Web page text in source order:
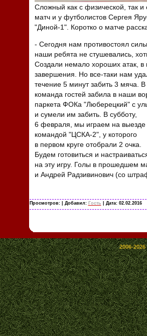
Сложный как с физической, так и
матч и у футболистов Сергея
"Диной-1". Коротко о матче
- Сегодня нам противостоял
наши ребята не стушевались,
Создали немало хороших атак, в
завершения. Но все-таки нам
течение 5 минут забить 3 мяча.
команда гостей забила в наши
паркета ФОКа "Люберецкий" с
и сумели им забить. В субботу,
6 февраля, мы играем на выезде
командой "ЦСКА-2", у которого
в первом круге отобрали 2 очка.
Будем готовиться и
на эту игру. Голы в прошедшем
и Андрей Радзивинович (со
Просмотров: | Добавил: Гость | Дата: 02.02.2016
2006-